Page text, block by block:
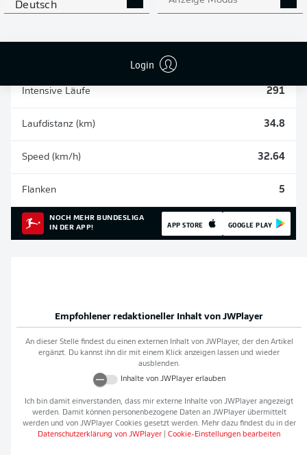
Deutsch
Login
Intensive Läufe 291
Laufdistanz (km) 34.8
Speed (km/h) 32.64
Flanken 5
NOCH MEHR BUNDESLIGA
IN DER APP!
APP STORE GOOGLE PLAY
Empfohlener redaktioneller Inhalt von JWPlayer
An dieser Stelle findest du einen externen Inhalt von JWPlayer, der den Artikel
ergänzt. Du kannst ihn dir mit einem Klick anzeigen lassen und wieder
ausblenden.
Inhalte von JWPlayererlauben
Ich bin damit einverstanden, dass mir externe Inhalte von JWPlayer angezeigt
werden. Damit können personenbezogene Daten an JWPlayerübermittelt
werden und von JWPlayerCookies gesetzt werden. Mehr dazu findest du in der
Datenschutzerklärung von JWPlayer Cookie-Einstellungen bearbeiten